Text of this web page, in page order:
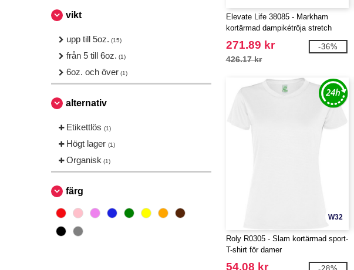
vikt
upp till 5oz. (15)
från 5 till 6oz. (1)
6oz. och över (1)
alternativ
Etikettlös (1)
Högt lager (1)
Organisk (1)
färg
Elevate Life 38085 - Markham
kortärmad dampikétröja stretch
271.89 kr
426.17 kr
-36%
W32
Roly R0305 - Slam kortärmad sport-
T-shirt för damer
54.08 kr